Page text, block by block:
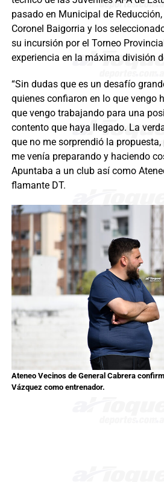
pasado en Municipal de
Coronel Baigorria y los
su incursión por el Torneo
experiencia en la máxima división
“Sin dudas que es un desafío
quienes confiaron en lo que vengo
que vengo trabajando para una
contento que haya llegado. La
que no me sorprendió la
me venía preparando y haciendo
Apuntaba a un club así como
flamante DT.
Ateneo Vecinos de General Cabrera
Vázquez como entrenador.